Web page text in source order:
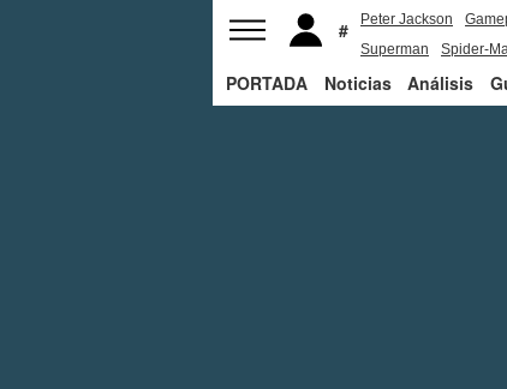
Peter Jackson
Superman
Spider-
PORTADA Noticias Análisis